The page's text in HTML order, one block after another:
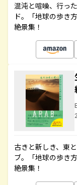
混沌と喧噪、行っ
ド。「地球の歩き
絶景集！
古きと新しき、東
ブ。「地球の歩き
絶景集！